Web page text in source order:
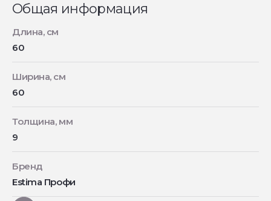
Общая информация
Длина, см
60
Ширина, см
60
Толщина, мм
9
Бренд
Estima Профи